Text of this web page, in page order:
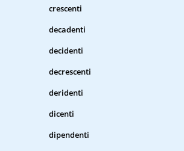
crescenti
decadenti
decidenti
decrescenti
deridenti
dicenti
dipendenti